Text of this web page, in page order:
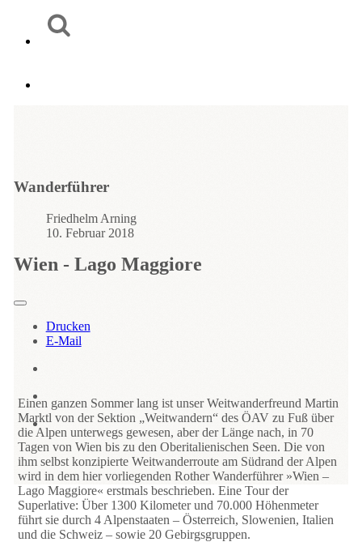
Wanderführer
Friedhelm Arning
10. Februar 2018
Wien - Lago Maggiore
Drucken
E-Mail
Einen ganzen Sommer lang ist unser Weitwanderfreund Martin
Marktl von der Sektion „Weitwandern“ des ÖAV zu Fuß über
die Alpen unterwegs gewesen, aber der Länge nach, in 70
Tagen von Wien bis zu den Oberitalienischen Seen. Die von
ihm selbst konzipierte Weitwanderroute am Südrand der Alpen
wird in dem hier vorliegenden Rother Wanderführer »Wien –
Lago Maggiore« erstmals beschrieben. Eine Tour der
Superlative: Über 1300 Kilometer und 70.000 Höhenmeter
führt sie durch 4 Alpenstaaten – Österreich, Slowenien, Italien
und die Schweiz – sowie 20 Gebirgsgruppen.